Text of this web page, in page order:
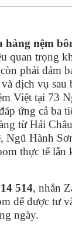
hàng nệm
quan trọng
phải đảm
dịch vụ sau
Việt tại 73
ứng cả ba
từ Hải
Ngũ Hành
thực tế lẫn
514, nhắn
để được tư
ngày.